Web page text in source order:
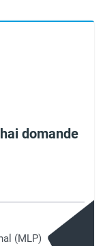
domande
(MLP)